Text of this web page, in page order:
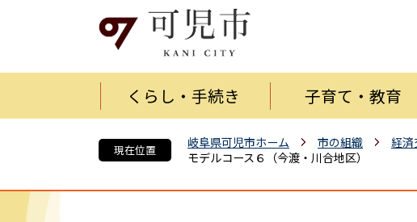
くらし・手続き 子育て・教育
現在位置 岐阜県可児市ホーム 市の組織 経済
モデルコース６（今渡・川合地区）